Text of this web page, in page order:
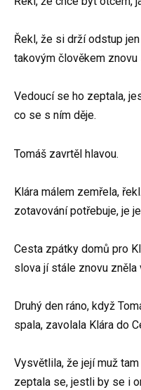
Řekl, že si drží odstup
takovým člověkem znovu
Vedoucí se ho zeptala,
co se s ním děje.
Tomáš zavrtěl hlavou.
Klára málem zemřela,
zotavování potřebuje, je
Cesta zpátky domů pro
slova jí stále znovu zněla
Druhý den ráno, když
spala, zavolala Klára do
Vysvětlila, že její muž
zeptala se, jestli by se i